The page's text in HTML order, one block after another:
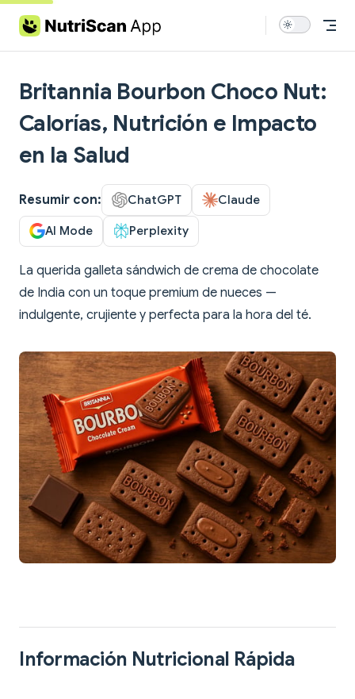
Skip to content
Britannia Bourbon Choco Nut:
Calorías, Nutrición e Impacto
en la Salud
Resumir con: ChatGPT Claude
AI Mode Perplexity
La querida galleta sándwich de crema de chocolate
de India con un toque premium de nueces —
indulgente, crujiente y perfecta para la hora del té.
Información Nutricional Rápida